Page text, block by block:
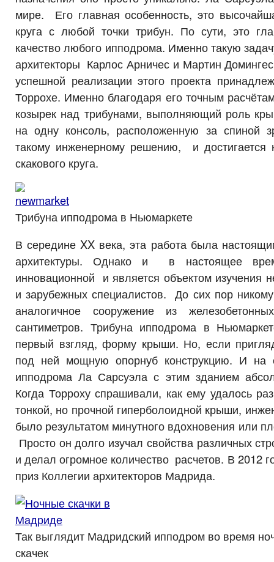
мире. Его главная особенность, это
круга с любой точки трибун. По сути, это
качество любого ипподрома. Именно такую
архитекторы Карлос Арничес и Мартин
успешной реализации этого проекта
Торрохе. Именно благодаря его точным
козырек над трибунами, выполняющий роль
на одну консоль, расположенную за спиной
такому инженерному решению, и достигается
скакового круга.
Трибуна ипподрома в Ньюмаркете
В середине XX века, эта работа была
архитектуры. Однако и в настоящее
инновационной и является объектом изучения
и зарубежных специалистов. До сих пор
аналогичное сооружение из
сантиметров. Трибуна ипподрома в
первый взгляд, форму крыши. Но, если
под ней мощную опорнуб конструкцию. И на
ипподрома Ла Сарсуэла с этим зданием
Когда Торроху спрашивали, как ему удалось
тонкой, но прочной гиперболоидной крыши,
было результатом минутного вдохновения или
Просто он долго изучал свойства различных
и делал огромное количество расчетов. В 2012
приз Коллегии архитекторов Мадрида.
Так выглядит Мадридский ипподром во время
скачек